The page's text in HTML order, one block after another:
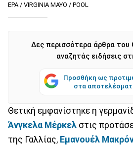
EPA / VIRGINIA MAYO / POOL
Δες περισσότερα άρθρα του
αναζητάς ειδήσεις
Προσθήκη ως
στα
Θετική εμφανίστηκε η
Άνγκελα Μέρκελ στις
της Γαλλίας, Εμανουέλ